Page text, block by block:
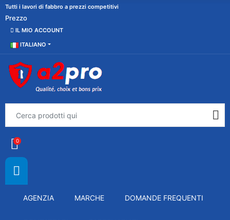
Tutti i lavori di fabbro a prezzi competitivi
Prezzo
IL MIO ACCOUNT
ITALIANO
0
AGENZIA MARCHE DOMANDE FREQUENTI